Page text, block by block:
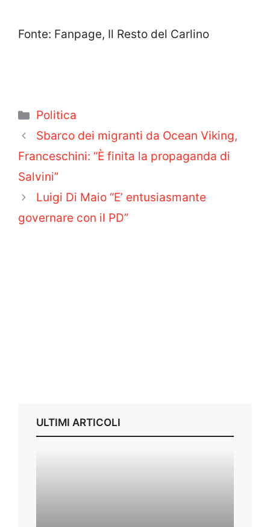
Fonte: Fanpage, Il Resto del Carlino
Categorie
Politica
Sbarco dei migranti da Ocean Viking,
Franceschini: “È finita la propaganda di
Salvini”
Luigi Di Maio “E’ entusiasmante
governare con il PD”
ULTIMI ARTICOLI